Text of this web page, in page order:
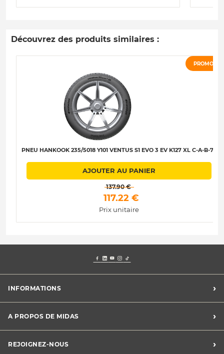
Découvrez des produits similaires :
PROMO
PNEU HANKOOK 235/5018 Y101 VENTUS S1 EVO 3 EV K127 XL C-A-B-72
AJOUTER AU PANIER
137.90 €
117.22 €
Prix unitaire
INFORMATIONS ›
Charte des cookies
Charte des données personnelles
CGV
A PROPOS DE MIDAS ›
Midas France
REJOIGNEZ-NOUS ›